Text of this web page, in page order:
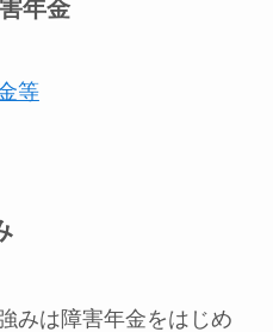
年金
等
みは障害年金をはじめ